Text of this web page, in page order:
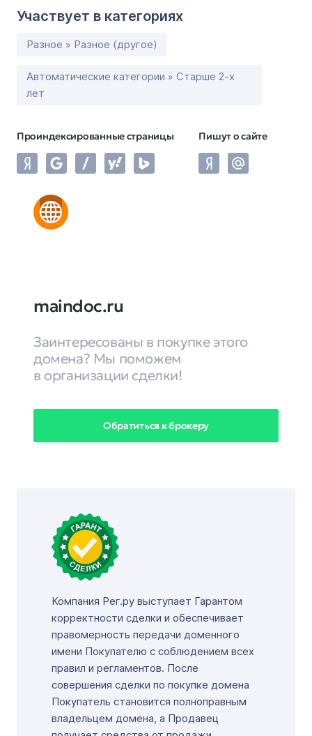
Участвует в категориях
Разное » Разное (другое)
Автоматические категории » Старше 2-х
лет
Проиндексированные страницы Пишут о сайте
maindoc.ru
Заинтересованы в покупке этого
домена? Мы поможем
в организации сделки!
Обратиться к брокеру
Компания Рег.ру выступает Гарантом
корректности сделки и обеспечивает
правомерность передачи доменного
имени Покупателю с соблюдением всех
правил и регламентов. После
совершения сделки по покупке домена
Покупатель становится полноправным
владельцем домена, а Продавец